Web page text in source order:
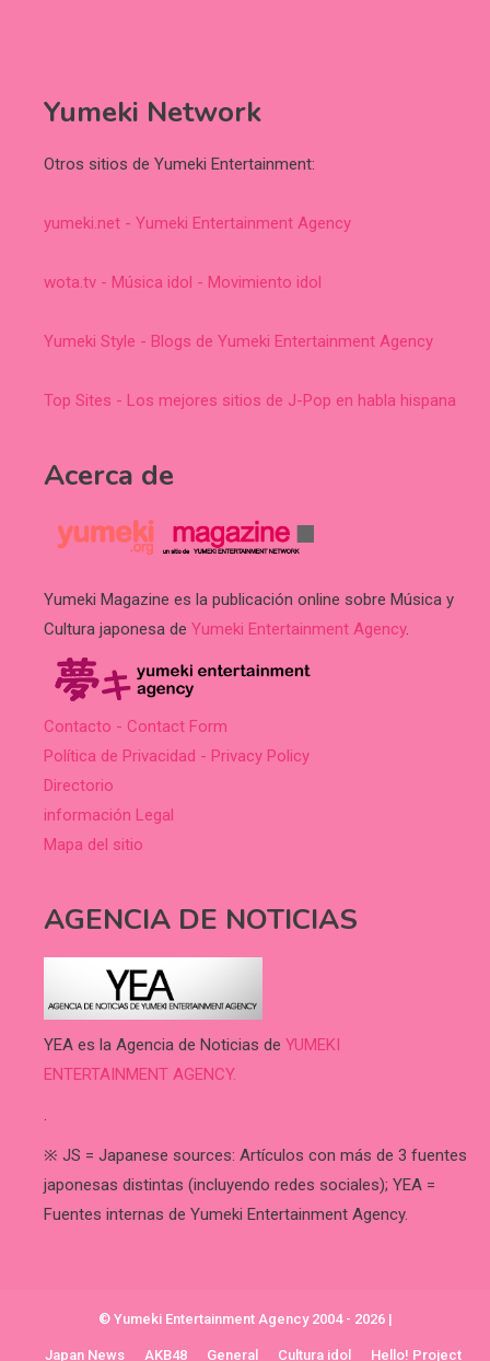
Yumeki Network
Otros sitios de Yumeki Entertainment:
yumeki.net - Yumeki Entertainment Agency
wota.tv - Música idol - Movimiento idol
Yumeki Style - Blogs de Yumeki Entertainment Agency
Top Sites - Los mejores sitios de J-Pop en habla hispana
Acerca de
Yumeki Magazine es la publicación online sobre Música y
Cultura japonesa de Yumeki Entertainment Agency.
Contacto - Contact Form
Política de Privacidad - Privacy Policy
Directorio
información Legal
Mapa del sitio
AGENCIA DE NOTICIAS
YEA es la Agencia de Noticias de YUMEKI
ENTERTAINMENT AGENCY.
.
※ JS = Japanese sources: Artículos con más de 3 fuentes
japonesas distintas (incluyendo redes sociales); YEA =
Fuentes internas de Yumeki Entertainment Agency.
© Yumeki Entertainment Agency 2004 - 2026 |
Japan News AKB48 General Cultura idol Hello! Project